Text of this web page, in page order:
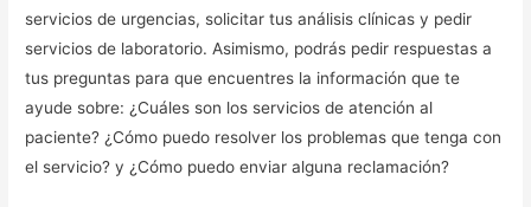
servicios de urgencias, solicitar tus análisis clínicas y pedir
servicios de laboratorio. Asimismo, podrás pedir respuestas a
tus preguntas para que encuentres la información que te
ayude sobre: ¿Cuáles son los servicios de atención al
paciente? ¿Cómo puedo resolver los problemas que tenga con
el servicio? y ¿Cómo puedo enviar alguna reclamación?